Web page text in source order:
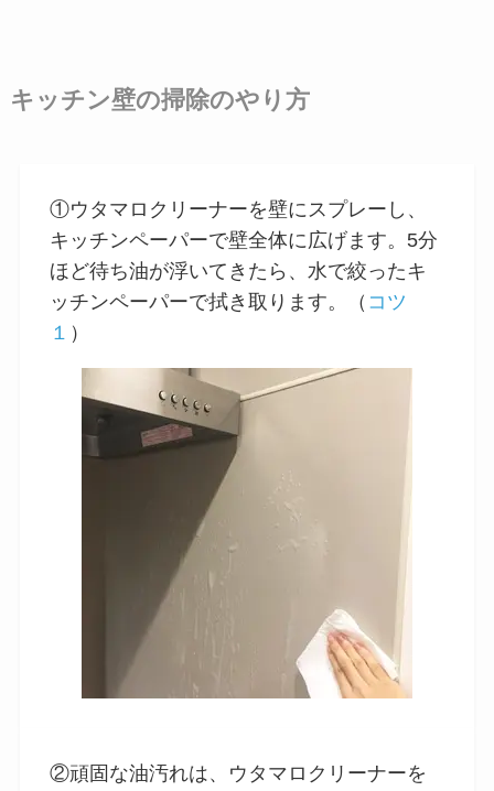
キッチン壁の掃除のやり方
①ウタマロクリーナーを壁にスプレーし、
キッチンペーパーで壁全体に広げます。5分
ほど待ち油が浮いてきたら、水で絞ったキ
ッチンペーパーで拭き取ります。（ コツ
１ ）
②頑固な油汚れは、ウタマロクリーナーを